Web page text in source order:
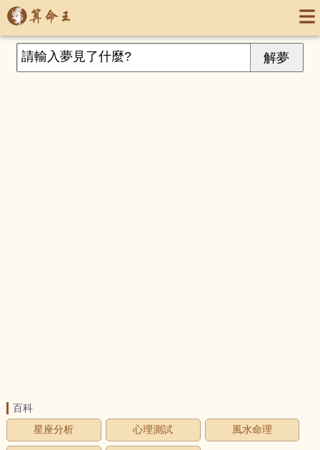
百科
星座分析
心理測試 風水命理